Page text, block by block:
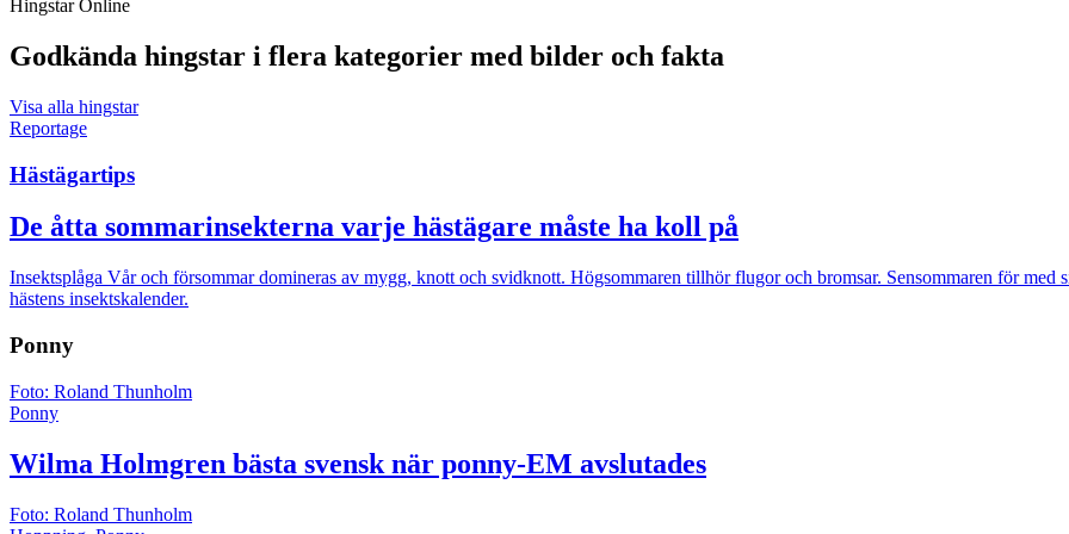
Hingstar Online
Godkända hingstar i flera kategorier med bilder och fakta
Visa alla hingstar
Reportage
Hästägartips
De åtta sommarinsekterna varje hästägare måste ha koll på
Insektsplåga Vår och försommar domineras av mygg, knott och svidknott. Högsommaren tillhör flugor och bromsar. Sensommaren för med
hästens insektskalender.
Ponny
Foto: Roland Thunholm
Ponny
Wilma Holmgren bästa svensk när ponny-EM avslutades
Foto: Roland Thunholm